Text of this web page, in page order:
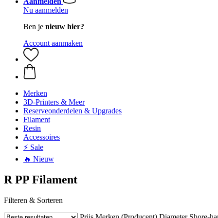
Nu aanmelden
Ben je nieuw hier?
Account aanmaken
Merken
3D-Printers & Meer
Reserveonderdelen & Upgrades
Filament
Resin
Accessoires
⚡ Sale
🔥 Nieuw
R PP Filament
Filteren & Sorteren